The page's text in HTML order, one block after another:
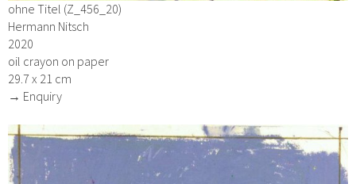
ohne Titel (Z_456_20)
Hermann Nitsch
2020
oil crayon on paper
29.7 x 21 cm
→ Enquiry